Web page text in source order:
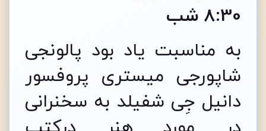
8:30 شب
به مناسبت یاد بود پالونجی
شاپورجی میستری پروفسور
دانیل جِی شفیلد به سخنرانی